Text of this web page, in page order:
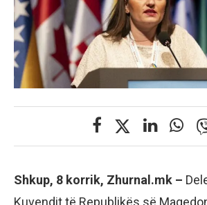
Shkup, 8 korrik, Zhurnal.mk –
Kuvendit të Republikës së